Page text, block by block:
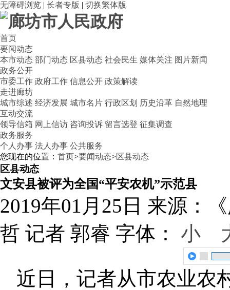
无障碍浏览 | 长者专版 | 切换繁体版
首页
要闻动态
本市动态 部门动态 区县动态 社会民生 媒体关注 图片新闻
政务公开
市委工作 政府工作 信息公开 政策解读
走进廊坊
城市综述 经济发展 城市名片 行政区划 历史沿革 自然地理
互动交流
领导信箱 网上信访 咨询投诉 留言选登 征集调查
政务服务
个人办事 法人办事 公共服务
您现在的位置： 首页>要闻动态>区县动态
区县动态
文安县被评为全国“平安农机”示范县
2019年01月25日 来源：
哲 记者 郭睿 字体： 小
近日，记者从市农业农